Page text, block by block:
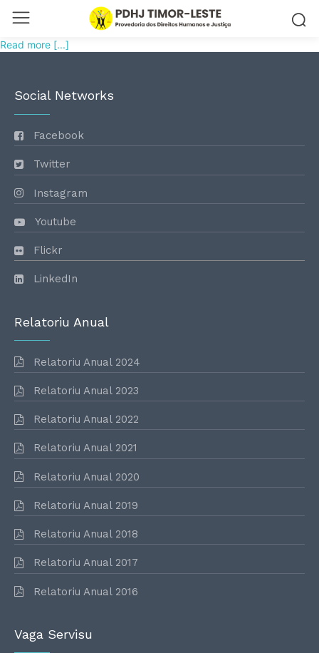
Read more [...]
Social Networks
Facebook
Twitter
Instagram
Youtube
Flickr
LinkedIn
Relatoriu Anual
Relatoriu Anual 2024
Relatoriu Anual 2023
Relatoriu Anual 2022
Relatoriu Anual 2021
Relatoriu Anual 2020
Relatoriu Anual 2019
Relatoriu Anual 2018
Relatoriu Anual 2017
Relatoriu Anual 2016
Vaga Servisu